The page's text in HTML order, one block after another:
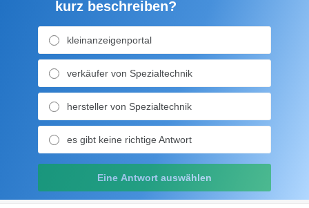
kurz beschreiben?
kleinanzeigenportal
verkäufer von Spezialtechnik
hersteller von Spezialtechnik
es gibt keine richtige Antwort
Eine Antwort auswählen